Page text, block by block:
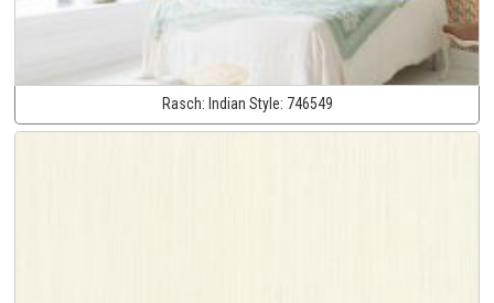
Rasch: Indian Style: 746549